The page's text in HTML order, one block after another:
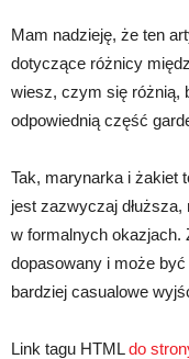
Mam nadzieję, że ten
dotyczące różnicy
wiesz, czym się różnią,
odpowiednią część
Tak, marynarka i żakiet
jest zazwyczaj
w formalnych okazjach.
dopasowany i może
bardziej casualowe
Link tagu HTMLdo